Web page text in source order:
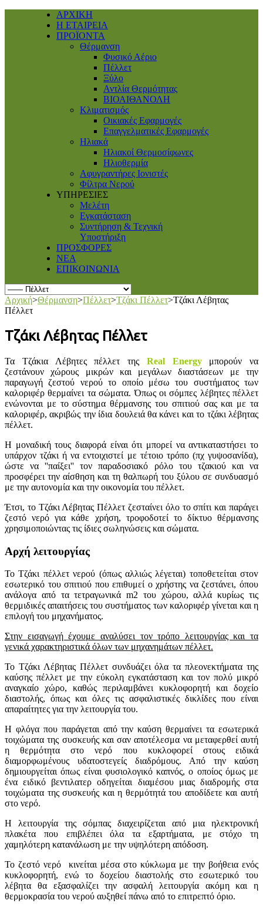
ΑΡΧΙΚΗ
Η ΕΤΑΙΡΕΙΑ
ΠΡΟΪΟΝΤΑ
Θέρμανση
Φυσικό Αέριο
Πέλλετ
Ξύλο
Αντλία Θερμότητας
ΒΙΟΑΙΘΑΝΟΛΗ
Κλιματισμός
Οικιακές Εφαρμογές
Επαγγελματικές Eφαρμογές
Ηλιακά
Ηλιακοί Θερμοσίφωνες
Ηλιοθερμία
Αφυγραντήρες Ιονιστές
Φίλτρα Νερού
ΥΠΗΡΕΣΙΕΣ
Μελέτη
Εγκατάσταση
Συντήρηση & Τεχνική
Υποστήριξη
ΠΡΟΣΦΟΡΕΣ
ΝΕΑ
ΕΠΙΚΟΙΝΩΝΙΑ
Αρχική>Θέρμανση>Πέλλετ>Τζάκι Πέλλετ>Τζάκι Λέβητας
Πέλλετ
Τζάκι Λέβητας Πέλλετ
Τα Τζάκια Λέβητες πέλλετ της Real Energyμπορούν να
ζεστάνουν χώρους μικρών και μεγάλων διαστάσεων με την
παραγωγή ζεστού νερού το οποίο μέσω του συστήματος των
καλοριφέρ θερμαίνει τα σώματα. Όπως οι σόμπες λέβητες πέλλετ
ενώνονται με το σύστημα θέρμανσης του σπιτιού σας και με τα
καλοριφέρ, ακριβώς την ίδια δουλειά θα κάνει και το τζάκι λέβητας
πέλλετ.
Η μοναδική τους διαφορά είναι ότι μπορεί να αντικαταστήσει το
υπάρχον τζάκι ή να εντοιχιστεί με τέτοιο τρόπο (πχ γυψοσανίδα),
ώστε να ''παίξει'' τον παραδοσιακό ρόλο του τζακιού και να
προσφέρει την αίσθηση και τη θαλπωρή του ξύλου σε συνδυασμό
με την αυτονομία και την οικονομία του πέλλετ.
Έτσι, το Τζάκι Λέβητας Πέλλετ ζεσταίνει όλο το σπίτι και παράγει
ζεστό νερό για κάθε χρήση, τροφοδοτεί το δίκτυο θέρμανσης
χρησιμοποιώντας τις ίδιες σωληνώσεις και σώματα.
Αρχή λειτουργίας
Το Τζάκι πέλλετ νερού (όπως αλλιώς λέγεται) τοποθετείται στοv
εσωτερικό του σπιτιού που επιθυμεί ο χρήστης να ζεστάνει, όπου
ανάλογα από τα τετραγωνικά m2 του χώρου, αλλά κυρίως τις
θερμιδικές απαιτήσεις του συστήματος των καλοριφέρ γίνεται και η
επιλογή του μηχανήματος.
Στην εισαγωγή έχουμε αναλύσει τον τρόπο λειτουργίας και τα
γενικά χαρακτηριστικά όλων των μηχανημάτων πέλλετ.
Το Τζάκι Λέβητας Πέλλετ συνδυάζει όλα τα πλεονεκτήματα της
καύσης πέλλετ με την εύκολη εγκατάσταση και τον πολύ μικρό
αναγκαίο χώρο, καθώς περιλαμβάνει κυκλοφορητή και δοχείο
διαστολής, όπως και όλες τις ασφαλιστικές δικλίδες που είναι
απαραίτητες για την λειτουργία του.
Η φλόγα που παράγεται από την καύση θερμαίνει τα εσωτερικά
τοιχώματα της συσκευής και σαν αποτέλεσμα να μεταφερθεί αυτή
η θερμότητα στο νερό που κυκλοφορεί στους ειδικά
διαμορφωμένους υδατοστεγείς διαδρόμους. Από την καύση
δημιουργείται όπως είναι φυσιολογικό καπνός, ο οποίος όμως με
ένα ειδικό βεντιλατερ οδηγείται διαμέσου μιας διαδρομής στα
τοιχώματα της συσκευής και η θερμότητά του αποδίδετε και αυτή
στο νερό.
Η λειτουργία της σόμπας διαχειρίζεται από μια ηλεκτρονική
πλακέτα που επιβλέπει όλα τα εξαρτήματα, με στόχο τη
χαμηλότερη κατανάλωση με την υψηλότερη απόδοση.
Το ζεστό νερό κινείται μέσα στο κύκλωμα με την βοήθεια ενός
κυκλοφορητή, ενώ το δοχείου διαστολής στο εσωτερικό του
λέβητα θα εξασφαλίζει την ασφαλή λειτουργία ακόμη και η
θερμοκρασία του νερού αυξηθεί πάνω από το επιτρεπτό όριο.